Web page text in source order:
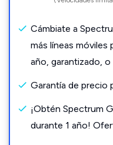
Cámbiate a
más líneas móviles
año, garantizado,
Garantía de precio
¡Obtén Spectrum
durante 1 año!